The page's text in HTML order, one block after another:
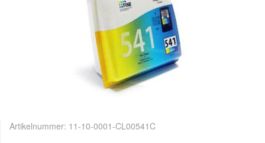
Artikelnummer: 11-10-0001-CL00541C